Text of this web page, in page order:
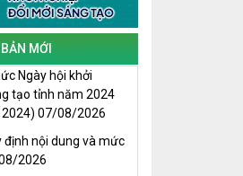
kịch bản tăng
hội năm 2025 đạt
tìm hiểu “50 năm
Ma Thuột, giải
(10/3/1975 -
MỚI
Ngày hội khởi
tạo tỉnh năm 2024
07/08/2026
định nội dung và mức
2026